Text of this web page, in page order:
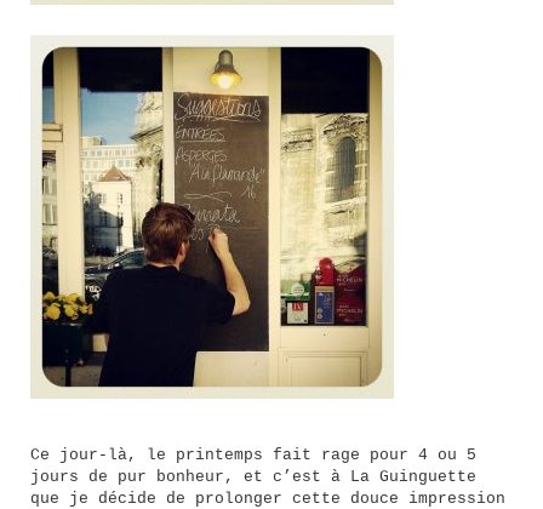
Ce jour-là, le printemps fait rage pour 4 ou 5
jours de pur bonheur, et c’est à La Guinguette
que je décide de prolonger cette douce impression